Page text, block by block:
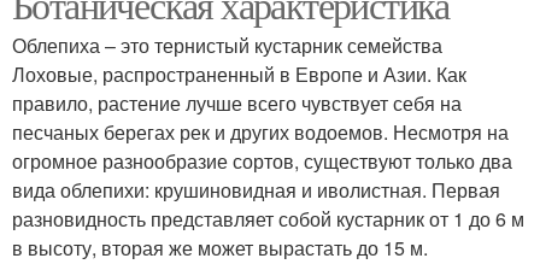
Облепиха – это тернистый кустарник семейства
Лоховые, распространенный в Европе и Азии. Как
правило, растение лучше всего чувствует себя на
песчаных берегах рек и других водоемов. Несмотря на
огромное разнообразие сортов, существуют только два
вида облепихи: крушиновидная и иволистная. Первая
разновидность представляет собой кустарник от 1 до 6 м
в высоту, вторая же может вырастать до 15 м.